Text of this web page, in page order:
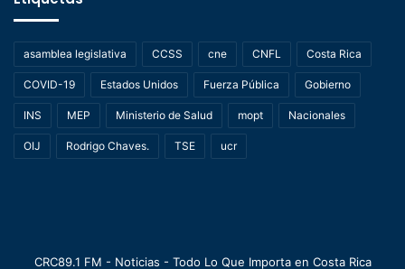
asamblea legislativa CCSS cne CNFL Costa Rica
COVID-19 Estados Unidos Fuerza Pública Gobierno
INS MEP Ministerio de Salud mopt Nacionales
OIJ Rodrigo Chaves. TSE ucr
CRC89.1 FM - Noticias - Todo Lo Que Importa en Costa Rica